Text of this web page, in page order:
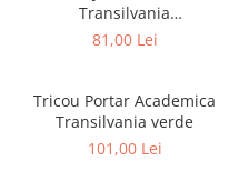
Transilvania
galben/portocaliu
81,00 Lei
Tricou Portar Academica
Transilvania verde
101,00 Lei